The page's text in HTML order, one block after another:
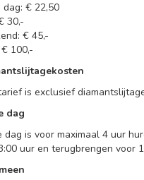
dag: € 22,50
30,-
€ 45,-
100,-
is exclusief
dag
dag is voor maximaal 4 uur
uur en terugbrengen voor